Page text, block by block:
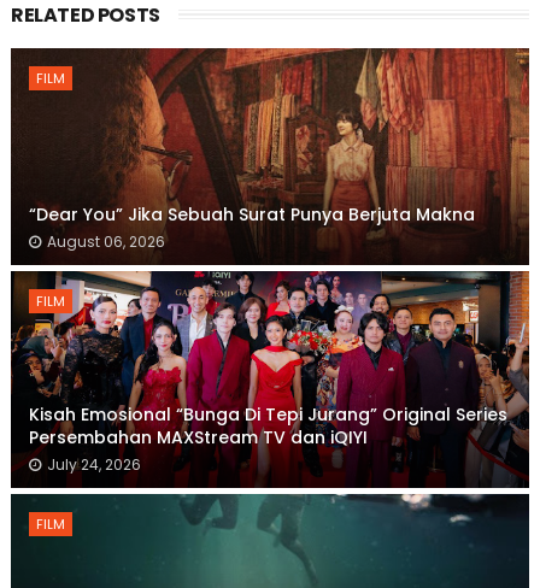
RELATED POSTS
FILM
“Dear You” Jika Sebuah Surat Punya Berjuta Makna
August 06, 2026
FILM
Kisah Emosional “Bunga Di Tepi Jurang” Original Series
Persembahan MAXStream TV dan iQIYI
July 24, 2026
FILM